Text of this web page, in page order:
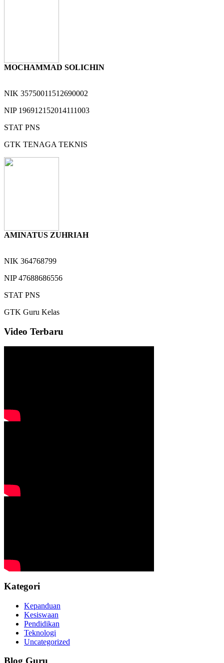
MOCHAMMAD SOLICHIN
NIK 35750011512690002
NIP 196912152014111003
STAT PNS
GTK TENAGA TEKNIS
AMINATUS ZUHRIAH
NIK 364768799
NIP47688686556
STAT PNS
GTK Guru Kelas
Video Terbaru
Kategori
Kepanduan
Kesiswaan
Pendidikan
Teknologi
Uncategorized